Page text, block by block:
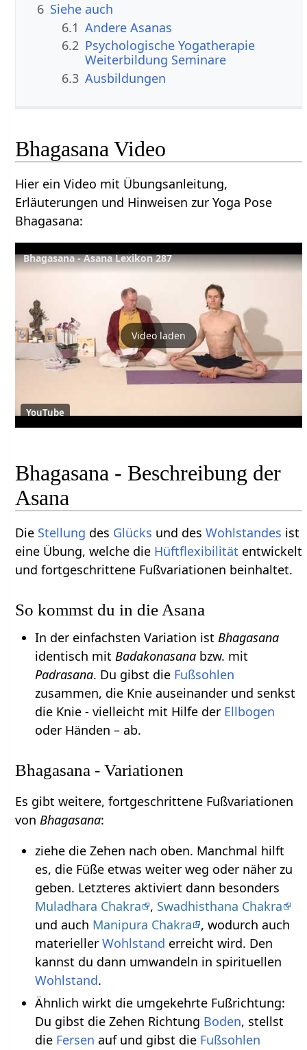
6 Siehe auch
6.1 Andere Asanas
6.2 Psychologische Yogatherapie
Weiterbildung Seminare
6.3 Ausbildungen
Bhagasana Video
Hier ein Video mit Übungsanleitung,
Erläuterungen und Hinweisen zur Yoga Pose
Bhagasana:
Bhagasana - Asana Lexikon 287
Video laden
YouTube
Bhagasana - Beschreibung der
Asana
Die Stellung des Glücks und desWohlstandes ist
eine Übung, welche die Hüftflexibilität entwickelt
und fortgeschrittene Fußvariationen beinhaltet.
So kommst du in die Asana
In der einfachsten Variation ist Bhagasana
identisch mit Badakonasanabzw. mit
Padrasana. Du gibst die Fußsohlen
zusammen, die Knie auseinander und senkst
die Knie - vielleicht mit Hilfe der Ellbogen
oder Händen – ab.
Bhagasana - Variationen
Es gibt weitere, fortgeschrittene Fußvariationen
vonBhagasana:
ziehe die Zehen nach oben. Manchmal hilft
es, die Füße etwas weiter weg oder näher zu
geben. Letzteres aktiviert dann besonders
Muladhara Chakra
, Swadhisthana Chakra
und auch Manipura Chakra
, wodurch auch
materieller Wohlstand erreicht wird. Den
kannst du dann umwandeln in spirituellen
Wohlstand.
Ähnlich wirkt die umgekehrte Fußrichtung:
Du gibst die Zehen Richtung Boden, stellst
die Fersen auf und gibst die Fußsohlen